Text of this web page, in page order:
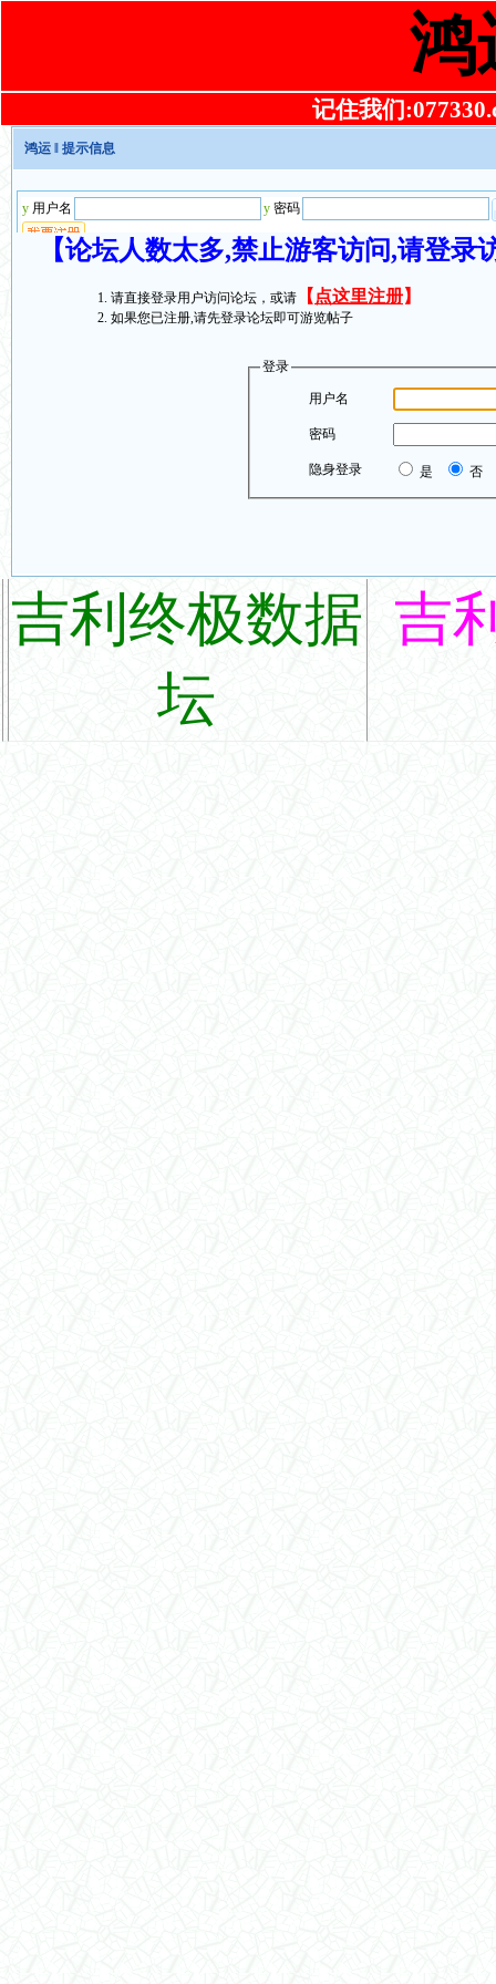
鸿
记住我们
鸿运 ‖ 提示信息
【论坛人数太多,禁止游客访问,请登
请直接登录用户访问论坛，或请 【 点这里注册】
如果您已注册,请先登录论坛即可游览帖子
登录
用户名
密码
隐身登录 是 否
吉利终极数据
坛
吉